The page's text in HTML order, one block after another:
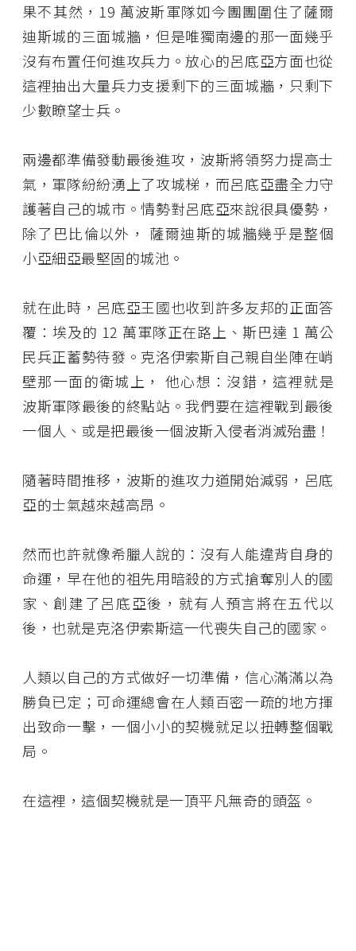
果不其然， 19 萬波斯軍隊如今團團圍住了薩爾
迪斯城的三面城牆，但是唯獨南邊的那一面幾乎
沒有布置任何進攻兵力。放心的呂底亞方面也從
這裡抽出大量兵力支援剩下的三面城牆，只剩下
少數瞭望士兵。
兩邊都準備發動最後進攻，波斯將領努力提高士
氣，軍隊紛紛湧上了攻城梯，而呂底亞盡全力守
護著自己的城市。情勢對呂底亞來說很具優勢，
除了巴比倫以外， 薩爾迪斯的城牆幾乎是整個
小亞細亞最堅固的城池。
就在此時，呂底亞王國也收到許多友邦的正面答
覆：埃及的 12 萬軍隊正在路上、斯巴達 1 萬公
民兵正蓄勢待發。克洛伊索斯自己親自坐陣在峭
壁那一面的衛城上， 他心想：沒錯，這裡就是
波斯軍隊最後的終點站。我們要在這裡戰到最後
一個人、或是把最後一個波斯入侵者消滅殆盡！
隨著時間推移，波斯的進攻力道開始減弱，呂底
亞的士氣越來越高昂。
然而也許就像希臘人說的：沒有人能違背自身的
命運，早在他的祖先用暗殺的方式搶奪別人的國
家、創建了呂底亞後，就有人預言將在五代以
後，也就是克洛伊索斯這一代喪失自己的國家。
人類以自己的方式做好一切準備，信心滿滿以為
勝負已定；可命運總會在人類百密一疏的地方揮
出致命一擊，一個小小的契機就足以扭轉整個戰
局。
在這裡，這個契機就是一頂平凡無奇的頭盔。